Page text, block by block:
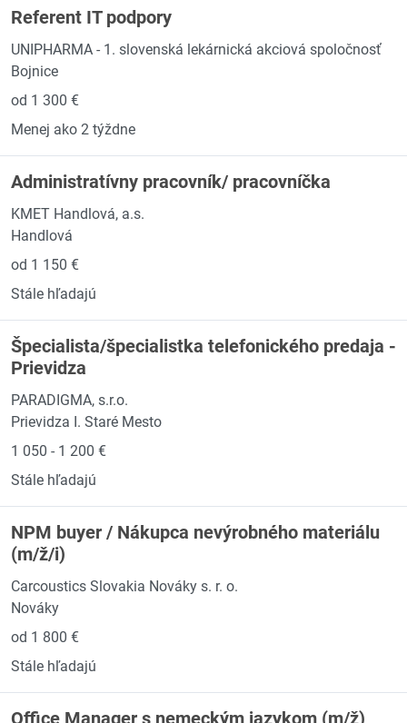
Referent IT podpory
UNIPHARMA - 1. slovenská lekárnická akciová spoločnosť
Bojnice
od 1 300 €
Menej ako 2 týždne
Administratívny pracovník/ pracovníčka
KMET Handlová, a.s.
Handlová
od 1 150 €
Stále hľadajú
Špecialista/špecialistka telefonického predaja -
Prievidza
PARADIGMA, s.r.o.
Prievidza I. Staré Mesto
1 050 - 1 200 €
Stále hľadajú
NPM buyer / Nákupca nevýrobného materiálu
(m/ž/i)
Carcoustics Slovakia Nováky s. r. o.
Nováky
od 1 800 €
Stále hľadajú
Office Manager s nemeckým jazykom (m/ž)